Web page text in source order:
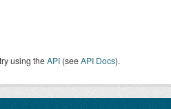
using theAPI (seeAPI Docs).